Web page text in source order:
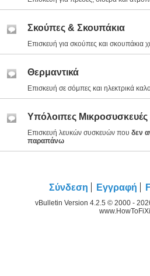
Σκούπες & Σκουπάκια
Επισκευή για σκούπες και σκουπάκια
Θερμαντικά
Επισκευή σε σόμπες και ηλεκτρικά
Υπόλοιπες Μικροσυσκευές
Επισκευή λευκών συσκευών που δεν
παραπάνω
Σύνδεση Εγγραφή
vBulletin Version 4.2.5 © 2000 -